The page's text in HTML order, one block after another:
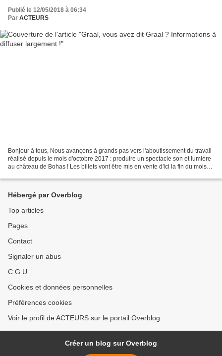
Publié le 12/05/2018 à 06:34
Par ACTEURS
Bonjour à tous, Nous avançons à grands pas vers l'aboutissement du travail
réalisé depuis le mois d'octobre 2017 : produire un spectacle son et lumière
au château de Bohas ! Les billets vont être mis en vente d'ici la fin du mois
Hébergé par Overblog
Top articles
Pages
Contact
Signaler un abus
C.G.U.
Cookies et données personnelles
Préférences cookies
Voir le profil de ACTEURS sur le portail Overblog
Créer un blog sur Overblog